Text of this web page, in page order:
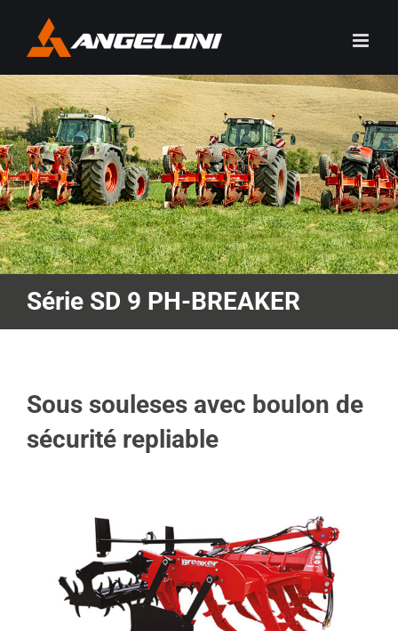
content
Série SD 9 PH-BREAKER
Sous souleses avec boulon de
sécurité repliable